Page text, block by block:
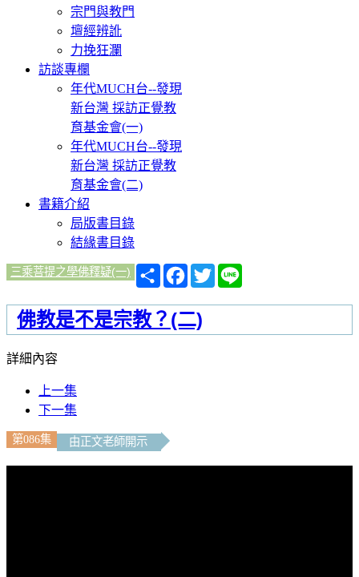
宗門與教門
壇經辨訛
力挽狂瀾
訪談專欄
年代MUCH台--發現
新台灣 採訪正覺教
育基金會(一)
年代MUCH台--發現
新台灣 採訪正覺教
育基金會(二)
書籍介紹
局版書目錄
結緣書目錄
三乘菩提之學佛釋疑(一)
分
享
Facebook
Twitter
佛教是不是宗教？(二)
詳細內容
上一集
下一集
第086集 由正文老師開示